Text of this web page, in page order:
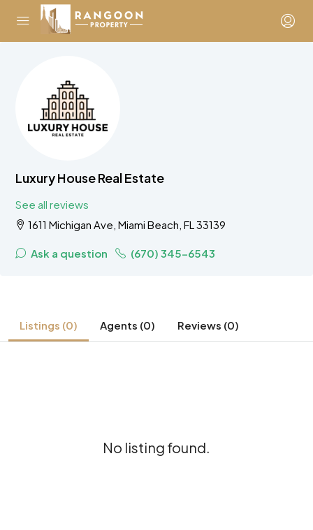
Luxury House Real Estate
See all reviews
1611 Michigan Ave, Miami Beach, FL 33139
Ask a question (670) 345-6543
Listings (0) Agents (0) Reviews (0)
No listing found.